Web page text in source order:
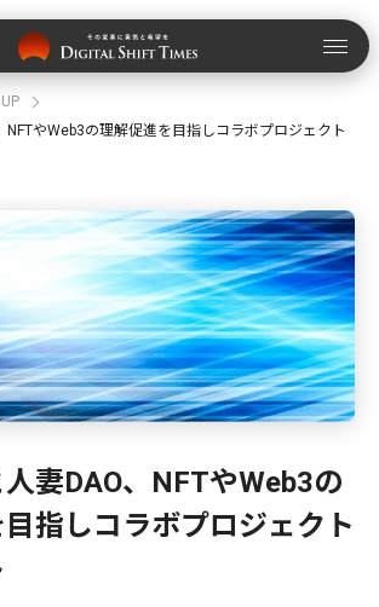
NFTやWeb3の理解促進を目指しコラボプロジェクト
妻DAO、NFTやWeb3の
指しコラボプロジェクト